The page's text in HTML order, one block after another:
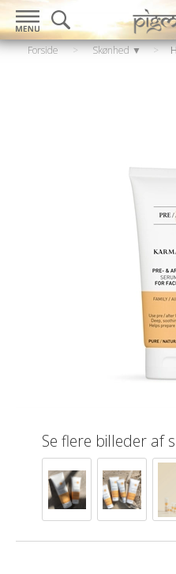
Forside > Skønhed ▼ >
Se flere billeder af